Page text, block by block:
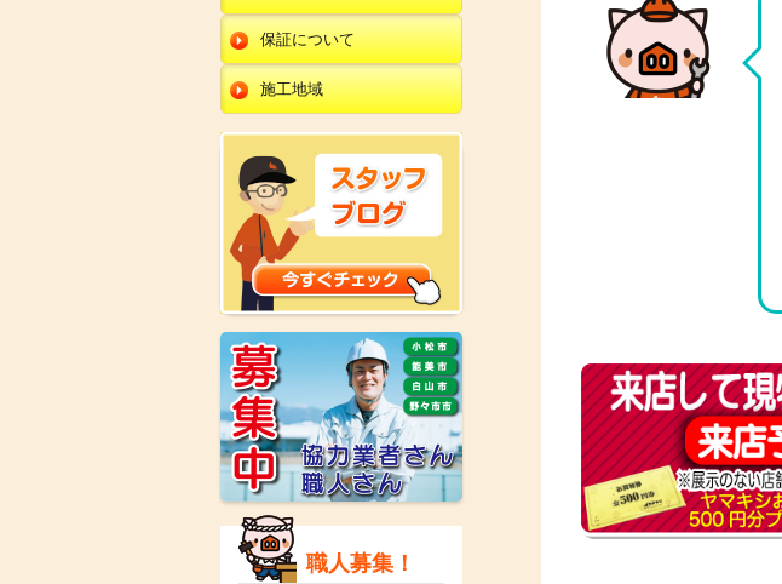
全面リフォーム
小松店
新加賀店
金津店
朝日店
羽咋店
金沢田上店
保証について
施工地域
職人募集！